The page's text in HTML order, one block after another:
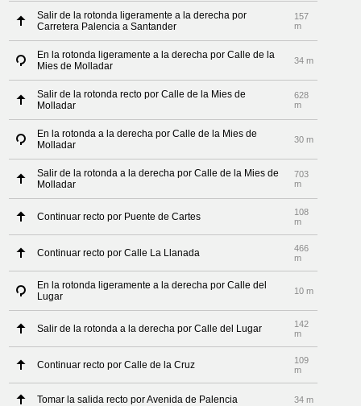
Salir de la rotonda ligeramente a la derecha por
Carretera Palencia a Santander
157
m
En la rotonda ligeramente a la derecha por Calle de la
Mies de Molladar
34 m
Salir de la rotonda recto por Calle de la Mies de
Molladar
628
m
En la rotonda a la derecha por Calle de la Mies de
Molladar
30 m
Salir de la rotonda a la derecha por Calle de la Mies de
Molladar
703
m
Continuar recto por Puente de Cartes
108
m
Continuar recto por Calle La Llanada
466
m
En la rotonda ligeramente a la derecha por Calle del
Lugar
10 m
Salir de la rotonda a la derecha por Calle del Lugar
142
m
Continuar recto por Calle de la Cruz
109
m
Tomar la salida recto por Avenida de Palencia 34 m